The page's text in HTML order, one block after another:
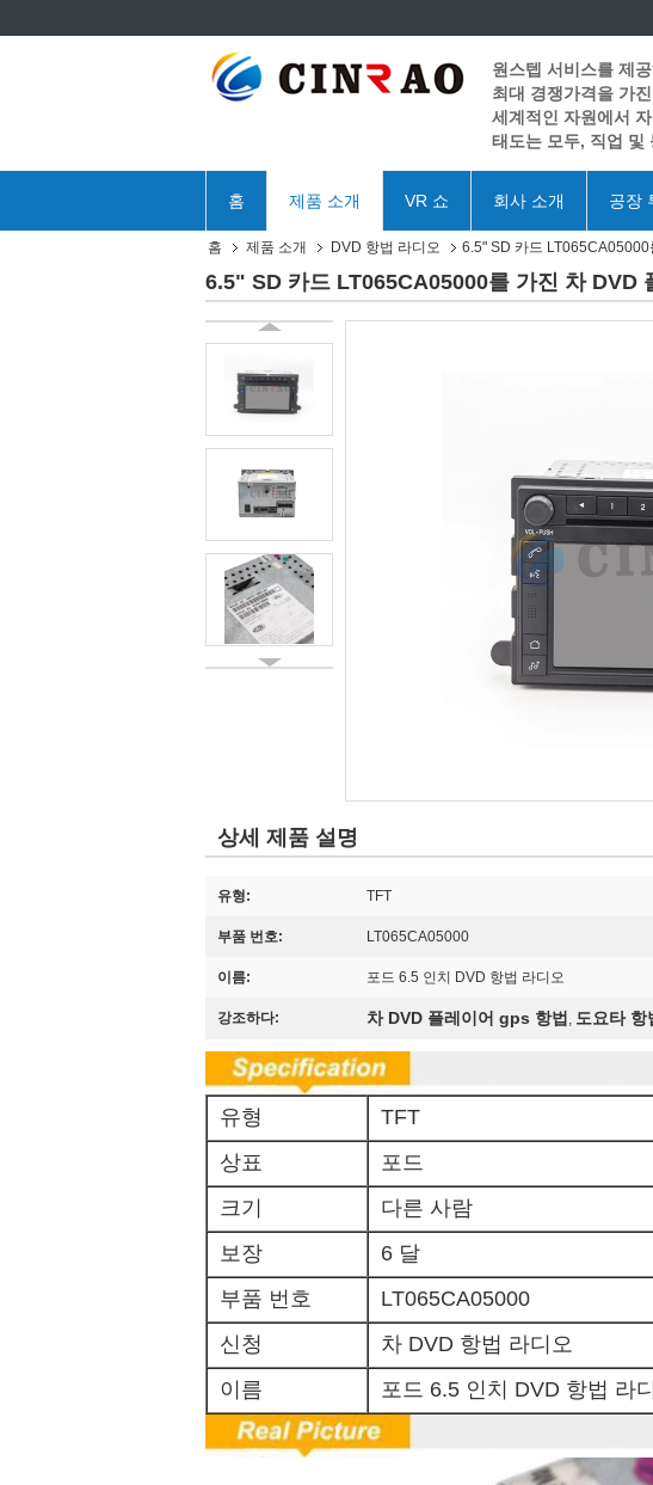
원스텝 서비스를 제
최대 경쟁가격을 가
세계적인 자원에서
태도는 모두, 직업 및
홈 제품 소개 VR 쇼 회사 소개 공장
홈 제품 소개 DVD 항법 라디오 6.5" SD 카드
6.5" SD 카드 LT065CA05000를 가진 차 DVD
상세 제품 설명
유형: TFT
부품 번호: LT065CA05000
이름: 포드 6.5 인치 DVD 항법 라디오
강조하다: 차 DVD 플레이어 gps 항법 , 도요타 항
유형
TFT
상표
포드
크기
다른 사람
보장
6 달
부품 번호
LT065CA05000
신청
차 DVD 항법 라디오
이름
포드 6.5 인치 DVD 항법 라